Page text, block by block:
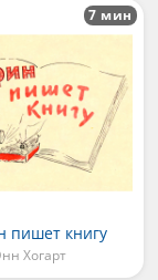
пишет книгу
Хогарт
7 мин